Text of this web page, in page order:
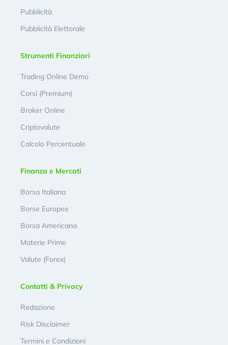
Pubblicità
Pubblicità Elettorale
Strumenti Finanziari
Trading Online Demo
Corsi (Premium)
Broker Online
Criptovalute
Calcolo Percentuale
Finanza e Mercati
Borsa Italiana
Borse Europee
Borsa Americana
Materie Prime
Valute (Forex)
Contatti & Privacy
Redazione
Risk Disclaimer
Termini e Condizioni